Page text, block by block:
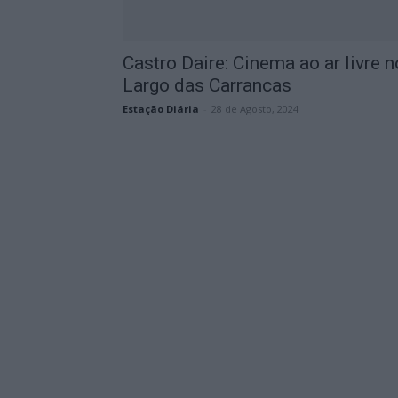
Castro Daire: Cinema ao ar livre
Largo das Carrancas
Estação Diária 28 de Agosto, 2024